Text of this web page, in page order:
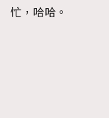
忙，哈哈。